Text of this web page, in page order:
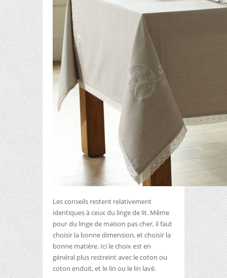
Les conseils restent relativement
identiques à ceux du linge de lit. Même
pour du linge de maison pas cher, il faut
choisir la bonne dimension, et choisir la
bonne matière. Ici le choix est en
général plus restreint avec le coton ou
coton enduit, et le lin ou le lin lavé.